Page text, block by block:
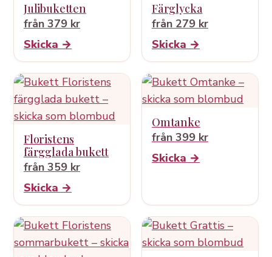
Julibuketten
från 379 kr
Skicka →
Färglycka
från 279 kr
Skicka →
Floristens
färgglada bukett
från 359 kr
Skicka →
Omtanke
från 399 kr
Skicka →